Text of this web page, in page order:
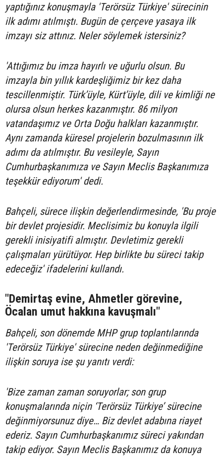
yaptığınız konuşmayla 'Terörsüz Türkiye' sürecinin
ilk adımı atılmıştı. Bugün de çerçeve yasaya ilk
imzayı siz attınız. Neler söylemek istersiniz?
'Attığımız bu imza hayırlı ve uğurlu olsun. Bu
imzayla bin yıllık kardeşliğimiz bir kez daha
tescillenmiştir. Türk’üyle, Kürt’üyle, dili ve kimliği ne
olursa olsun herkes kazanmıştır. 86 milyon
vatandaşımız ve Orta Doğu halkları kazanmıştır.
Aynı zamanda küresel projelerin bozulmasının ilk
adımı da atılmıştır. Bu vesileyle, Sayın
Cumhurbaşkanımıza ve Sayın Meclis Başkanımıza
teşekkür ediyorum' dedi.
Bahçeli, sürece ilişkin değerlendirmesinde, 'Bu proje
bir devlet projesidir. Meclisimiz bu konuyla ilgili
gerekli inisiyatifi almıştır. Devletimiz gerekli
çalışmaları yürütüyor. Hep birlikte bu süreci takip
edeceğiz' ifadelerini kullandı.
"Demirtaş evine, Ahmetler görevine,
Öcalan umut hakkına kavuşmalı"
Bahçeli, son dönemde MHP grup toplantılarında
'Terörsüz Türkiye' sürecine neden değinmediğine
ilişkin soruya ise şu yanıtı verdi:
'Bize zaman zaman soruyorlar; son grup
konuşmalarında niçin ‘Terörsüz Türkiye’ sürecine
değinmiyorsunuz diye… Biz devlet adabına riayet
ederiz. Sayın Cumhurbaşkanımız süreci yakından
takip ediyor. Sayın Meclis Başkanımız da konuya